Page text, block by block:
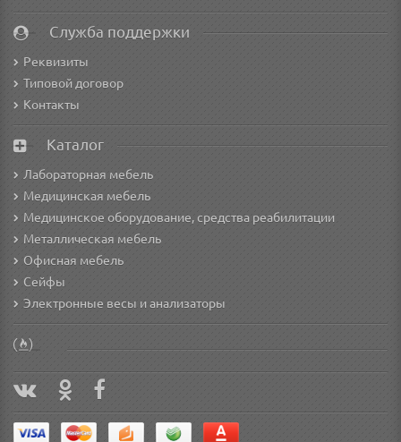
Служба поддержки
Реквизиты
Типовой договор
Контакты
Каталог
Лабораторная мебель
Медицинская мебель
Медицинское оборудование, средства реабилитации
Металлическая мебель
Офисная мебель
Сейфы
Электронные весы и анализаторы